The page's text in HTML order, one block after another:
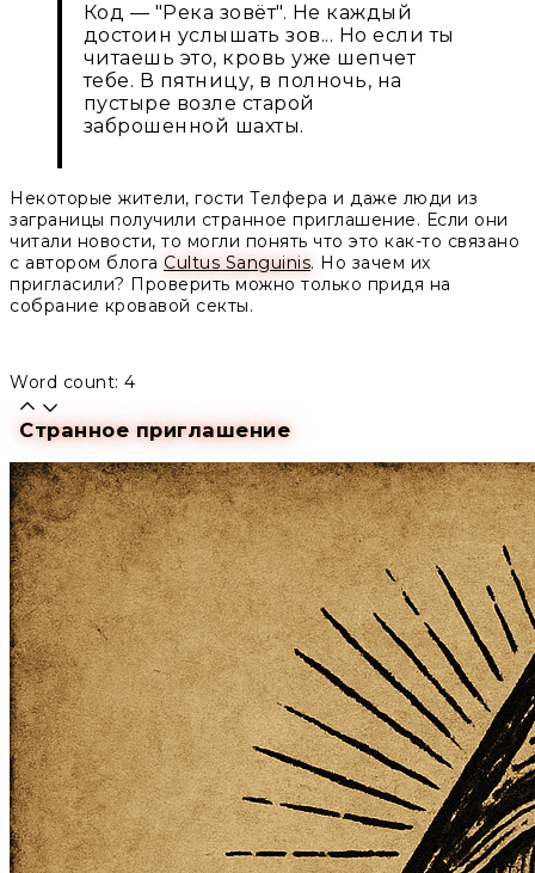
Код — "Река зовёт". Не каждый
достоин услышать зов... Но если ты
читаешь это, кровь уже шепчет
тебе. В пятницу, в полночь, на
пустыре возле старой
заброшенной шахты.
Некоторые жители, гости Телфера и даже люди из
заграницы получили странное приглашение. Если они
читали новости, то могли понять что это как-то связано
с автором блога Cultus Sanguinis. Но зачем их
пригласили? Проверить можно только придя на
собрание кровавой секты.
Word count: 4
Странное приглашение